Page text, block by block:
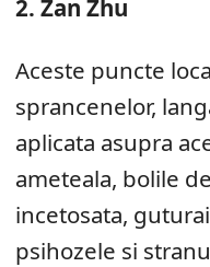
2. Zan Zhu
Aceste puncte
sprancenelor,
aplicata asupra
ameteala, bolile
incetosata,
psihozele si